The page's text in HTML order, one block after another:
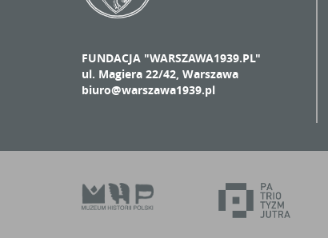
FUNDACJA "WARSZAWA1939.PL"
ul. Magiera 22/42, Warszawa
biuro@warszawa1939.pl